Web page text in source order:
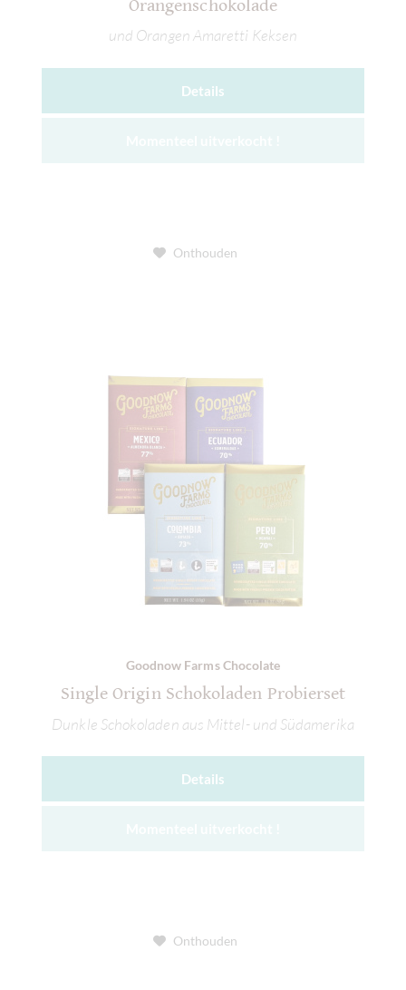
Orangenschokolade
und Orangen Amaretti Keksen
Details
Onthouden
Goodnow Farms Chocolate
Single Origin Schokoladen Probierset
Dunkle Schokoladen aus Mittel- und Südamerika
Details
Onthouden